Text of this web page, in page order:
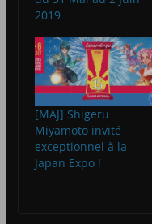
2019
[MAJ] Shigeru
Miyamoto invité
exceptionnel à la
Japan Expo !